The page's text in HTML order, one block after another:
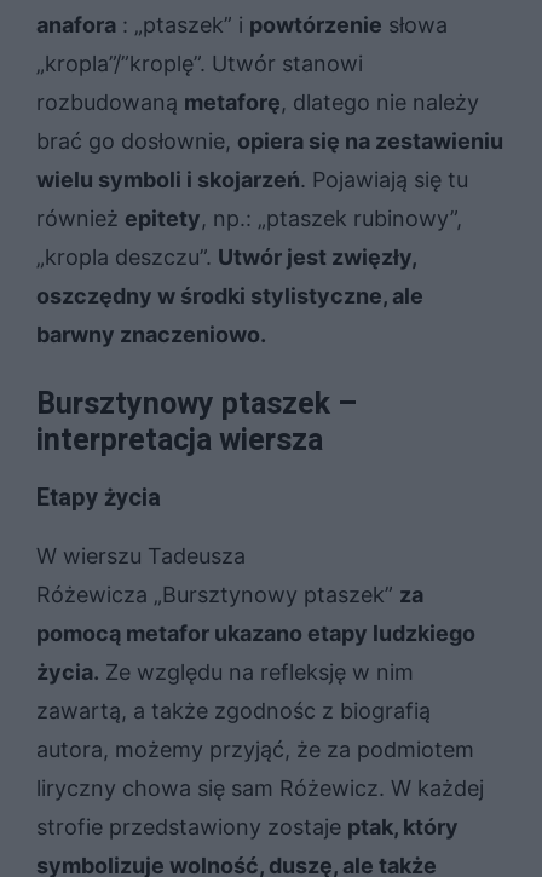
anafora : „ptaszek” i powtórzenie słowa
„kropla”/”kroplę”. Utwór stanowi
rozbudowaną metaforę, dlatego nie należy
brać go dosłownie, opiera się na zestawieniu
wielu symboli i skojarzeń. Pojawiają się tu
również epitety, np.: „ptaszek rubinowy”,
„kropla deszczu”. Utwór jest zwięzły,
oszczędny w środki stylistyczne, ale
barwny znaczeniowo.
Bursztynowy ptaszek –
interpretacja wiersza
Etapy życia
W wierszu Tadeusza
Różewicza „Bursztynowy ptaszek” za
pomocą metafor ukazano etapy ludzkiego
życia. Ze względu na refleksję w nim
zawartą, a także zgodnośc z biografią
autora, możemy przyjąć, że za podmiotem
liryczny chowa się sam Różewicz. W każdej
strofie przedstawiony zostaje ptak, który
symbolizuje wolność, duszę, ale także